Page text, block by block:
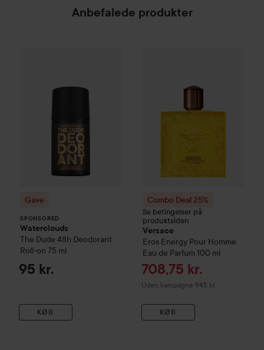
Anbefalede produkter
Gave
SPONSORED
Waterclouds
The Dude 48h Deodorant
Roll-on 75 ml
95 kr.
KØB
Combo Deal 25%
Se betingelser på
produktsiden
Versace
Eros Energy Pour Homme
Eau de Parfum 100 ml
Tilbudspris
708,75 kr.
Uden kampagne 945 kr.
KØB